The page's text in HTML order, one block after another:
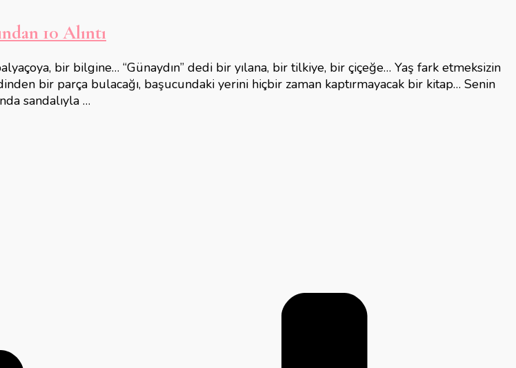
10 Alıntı
bir bilgine… “Günaydın” dedi bir yılana, bir tilkiye, bir çiçeğe… Yaş fark etmeksizin
bir parça bulacağı, başucundaki yerini hiçbir zaman kaptırmayacak bir kitap… Senin
sandalıyla …